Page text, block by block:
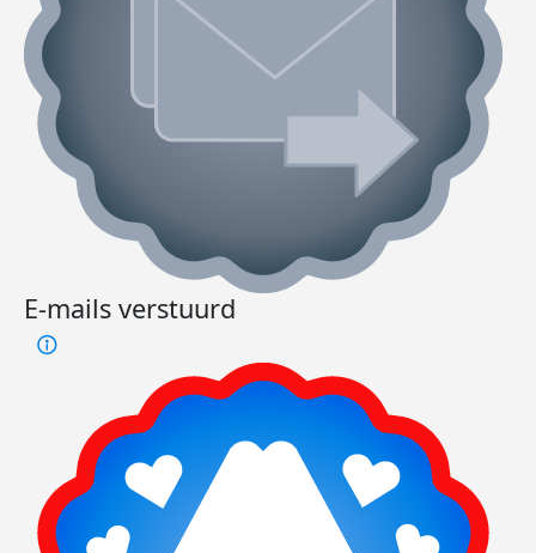
E-mails verstuurd